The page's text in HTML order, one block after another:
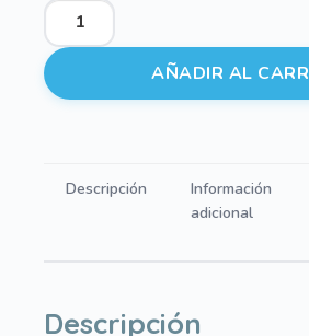
Interiores
de
Capazo
Universal
AÑADIR AL
Descripción
Información
adicional
Descripción